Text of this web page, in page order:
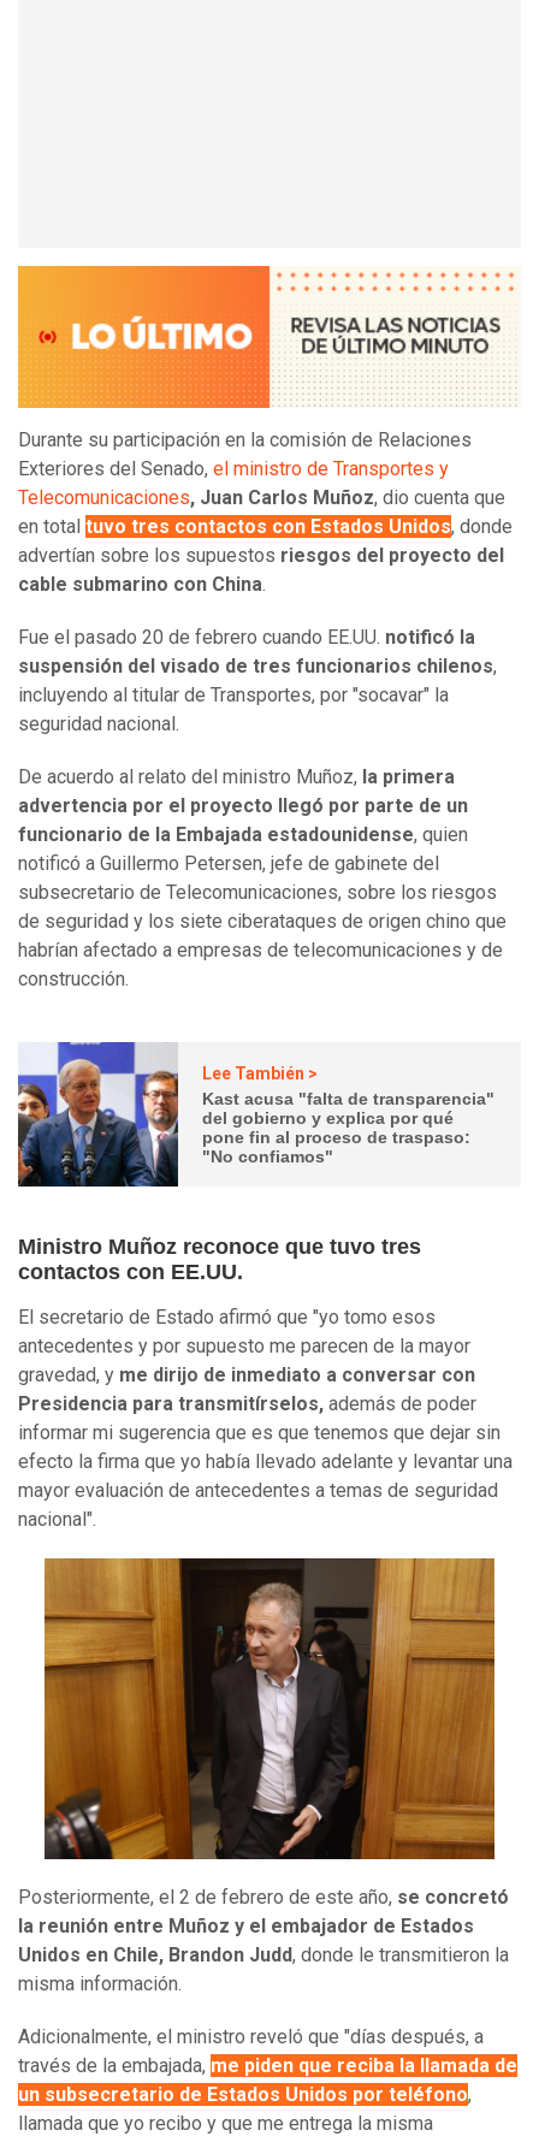
Durante su participación en la comisión de Relaciones
Exteriores del Senado, el ministro de Transportes y
Telecomunicaciones, Juan Carlos Muñoz, dio cuenta que
en total tuvo tres contactos con Estados Unidos, donde
advertían sobre los supuestos riesgos del proyecto del
cable submarino con China.
Fue el pasado 20 de febrero cuando EE.UU. notificó la
suspensión del visado de tres funcionarios chilenos,
incluyendo al titular de Transportes, por "socavar" la
seguridad nacional.
De acuerdo al relato del ministro Muñoz, la primera
advertencia por el proyecto llegó por parte de un
funcionario de la Embajada estadounidense, quien
notificó a Guillermo Petersen, jefe de gabinete del
subsecretario de Telecomunicaciones, sobre los riesgos
de seguridad y los siete ciberataques de origen chino que
habrían afectado a empresas de telecomunicaciones y de
construcción.
Lee También >
Kast acusa "falta de transparencia"
del gobierno y explica por qué
pone fin al proceso de traspaso:
"No confiamos"
Ministro Muñoz reconoce que tuvo tres
contactos con EE.UU.
El secretario de Estado afirmó que "yo tomo esos
antecedentes y por supuesto me parecen de la mayor
gravedad, y me dirijo de inmediato a conversar con
Presidencia para transmitírselos, además de poder
informar mi sugerencia que es que tenemos que dejar sin
efecto la firma que yo había llevado adelante y levantar una
mayor evaluación de antecedentes a temas de seguridad
nacional".
Posteriormente, el 2 de febrero de este año, se concretó
la reunión entre Muñoz y el embajador de Estados
Unidos en Chile, Brandon Judd, donde le transmitieron la
misma información.
Adicionalmente, el ministro reveló que "días después, a
través de la embajada, me piden que reciba la llamada de
un subsecretario de Estados Unidos por teléfono,
llamada que yo recibo y que me entrega la misma